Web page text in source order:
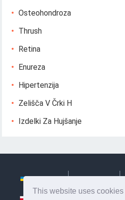
This website uses
Osteohondroza
Thrush
Retina
Enureza
Hipertenzija
Zelišča V Črki H
Izdelki Za Hujšanje